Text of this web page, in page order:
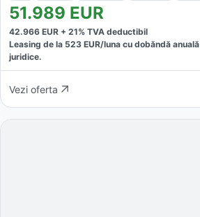
51.989 EUR
42.966 EUR + 21% TVA deductibil
Leasing de la 523 EUR/luna cu dobăndă anuală
juridice.
Vezi oferta